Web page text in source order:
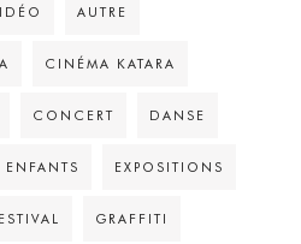
AUTRE
CINÉMA KATARA
CONCERT DANSE
ENFANTS EXPOSITIONS
GRAFFITI